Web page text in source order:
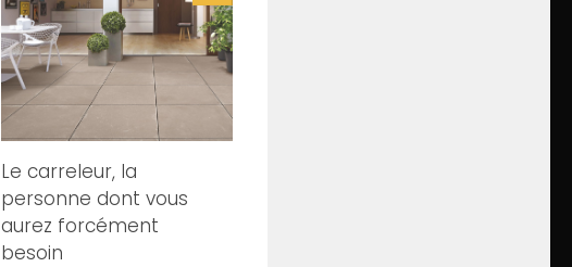
Le carreleur, la
personne dont vous
aurez forcément
besoin